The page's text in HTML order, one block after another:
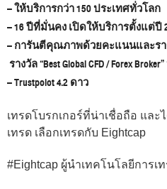
– ให้บริการกว่า 150 ประเทศทั่วโลก
– 16 ปีที่มั่นคง เปิดให้บริการตั้งแต่ปี
– การันตีคุณภาพด้วยคะแนนและร
รางวัล “Best Global CFD / Forex
– Trustpolot 4.2 ดาว
เทรดโบรกเกอร์ที่น่าเชื่อถือ และ
เทรด เลือกเทรดกับ Eightcap
#Eightcap ผู้นำเทคโนโลยีการเ